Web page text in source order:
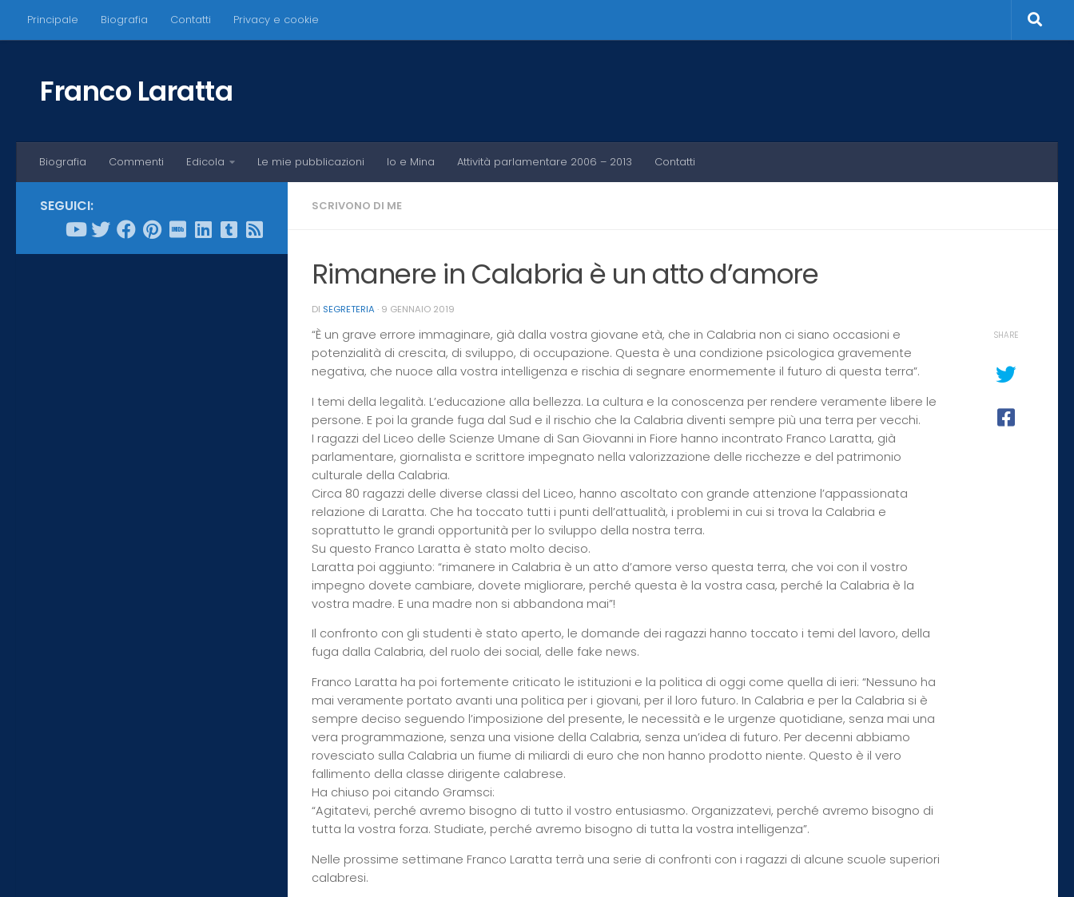
Salta al contenuto
Principale Biografia Contatti Privacy e cookie
Franco Laratta
Biografia Commenti Edicola Le mie pubblicazioni Io e Mina Attività parlamentare 2006 – 2013 Contatti
SCRIVONO DI ME
Rimanere in Calabria è un atto d’amore
DI SEGRETERIA · 9 GENNAIO 2019
“È un grave errore immaginare, già dalla vostra giovane età, che in Calabria non ci siano occasioni e
potenzialità di crescita, di sviluppo, di occupazione. Questa è una condizione psicologica gravemente
negativa, che nuoce alla vostra intelligenza e rischia di segnare enormemente il futuro di questa terra”.
I temi della legalità. L’educazione alla bellezza. La cultura e la conoscenza per rendere veramente libere le
persone. E poi la grande fuga dal Sud e il rischio che la Calabria diventi sempre più una terra per vecchi.
I ragazzi del Liceo delle Scienze Umane di San Giovanni in Fiore hanno incontrato Franco Laratta, già
parlamentare, giornalista e scrittore impegnato nella valorizzazione delle ricchezze e del patrimonio
culturale della Calabria.
Circa 80 ragazzi delle diverse classi del Liceo, hanno ascoltato con grande attenzione l’appassionata
relazione di Laratta. Che ha toccato tutti i punti dell’attualità, i problemi in cui si trova la Calabria e
soprattutto le grandi opportunità per lo sviluppo della nostra terra.
Su questo Franco Laratta è stato molto deciso.
Laratta poi aggiunto: “rimanere in Calabria è un atto d’amore verso questa terra, che voi con il vostro
impegno dovete cambiare, dovete migliorare, perché questa è la vostra casa, perché la Calabria è la
vostra madre. E una madre non si abbandona mai”!
Il confronto con gli studenti è stato aperto, le domande dei ragazzi hanno toccato i temi del lavoro, della
fuga dalla Calabria, del ruolo dei social, delle fake news.
Franco Laratta ha poi fortemente criticato le istituzioni e la politica di oggi come quella di ieri: “Nessuno ha
mai veramente portato avanti una politica per i giovani, per il loro futuro. In Calabria e per la Calabria si è
sempre deciso seguendo l’imposizione del presente, le necessità e le urgenze quotidiane, senza mai una
vera programmazione, senza una visione della Calabria, senza un’idea di futuro. Per decenni abbiamo
rovesciato sulla Calabria un fiume di miliardi di euro che non hanno prodotto niente. Questo è il vero
fallimento della classe dirigente calabrese.
Ha chiuso poi citando Gramsci:
“Agitatevi, perché avremo bisogno di tutto il vostro entusiasmo. Organizzatevi, perché avremo bisogno di
tutta la vostra forza. Studiate, perché avremo bisogno di tutta la vostra intelligenza”.
Nelle prossime settimane Franco Laratta terrà una serie di confronti con i ragazzi di alcune scuole superiori
calabresi.
SHARE
SEGUICI: